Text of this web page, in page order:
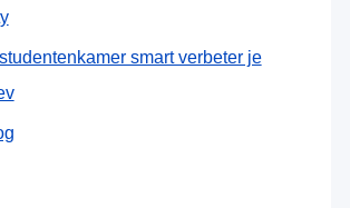
smart verbeter je